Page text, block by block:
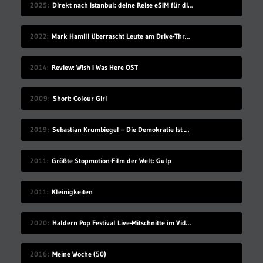
2025 Direkt nach Istanbul: deine Reise eSIM für die Türkei
2022 Mark Hamill überrascht Leute am Drive-Thru-Schalter
2014 Review: Wish I Was Here OST
2009 Short: Colour Girl
2019 Sebastian Krumbiegel – Die Demokratie Ist Weiblich
2011 Größte Stopmotion-Film der Welt: Gulp
2011 Kleinigkeiten
2020 Haldern Pop Festival Live-Mitschnitte im Videostream (2008-2019)
2016 Meine Woche (50)